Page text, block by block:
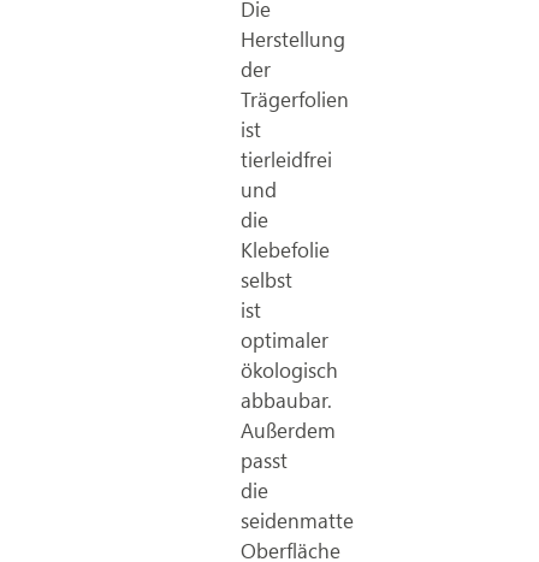
Die
Herstellung
der
Trägerfolien
ist
tierleidfrei
und
die
Klebefolie
selbst
ist
optimaler
ökologisch
abbaubar.
Außerdem
passt
die
seidenmatte
Oberfläche